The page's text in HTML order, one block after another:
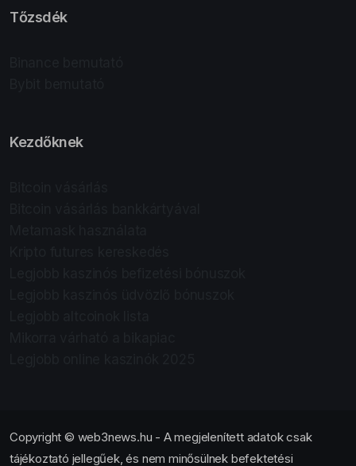
Tőzsdék
Kezdőknek
Copyright © web3news.hu - A megjelenített adatok csak
tájékoztató jellegűek, és nem minősülnek befektetési